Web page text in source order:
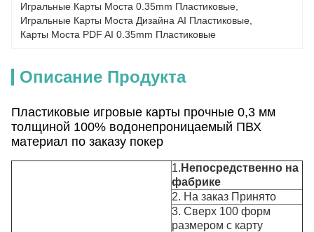
Игральные Карты Моста 0.35mm Пластиковые
Игральные Карты Моста Дизайна AI Пластиковые
Карты Моста PDF AI 0.35mm Пластиковые
Описание Продукта
Пластиковые игровые карты прочные 0,3 мм
толщиной 100% водонепроницаемый ПВХ
материал по заказу покер
1. Непосредственно на
фабрике
2. На заказ Принято
3. Сверх 100 форм
размером с карту